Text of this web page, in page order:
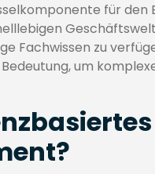
für den
Fachwissen zu
um